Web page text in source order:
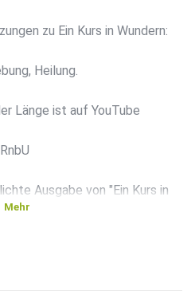
zu Ein Kurs in Wundern:
Heilung.
Länge ist auf YouTube
Ausgabe von "Ein Kurs in
oder gelesenen Worte zu
Mehr